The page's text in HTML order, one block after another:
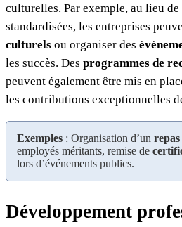
culturelles. Par exemple, au lieu de
standardisées, les entreprises
culturels ou organiser des
les succès. Des programmes de
peuvent également être mis en
les contributions exceptionnelles
Exemples : Organisation d’un
employés méritants, remise de
lors d’événements publics.
Développement